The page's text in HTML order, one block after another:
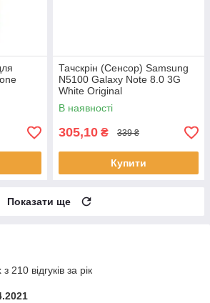
Тачскрін (Сенсор) Samsung
N5100 Galaxy Note 8.0 3G
White Original
В наявності
305,10 ₴ 339 ₴
Купити
Показати ще
210 відгуків за рік